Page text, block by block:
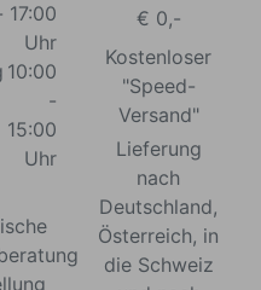
17:00
Uhr
10:00
-
15:00
Uhr
€ 0,-
Kostenloser
"Speed-
Versand"
Lieferung
nach
Deutschland,
Österreich, in
die Schweiz